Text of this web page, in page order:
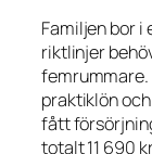
Familjen bor i
riktlinjer
femrummare.
praktiklön
fått
totalt 11 690